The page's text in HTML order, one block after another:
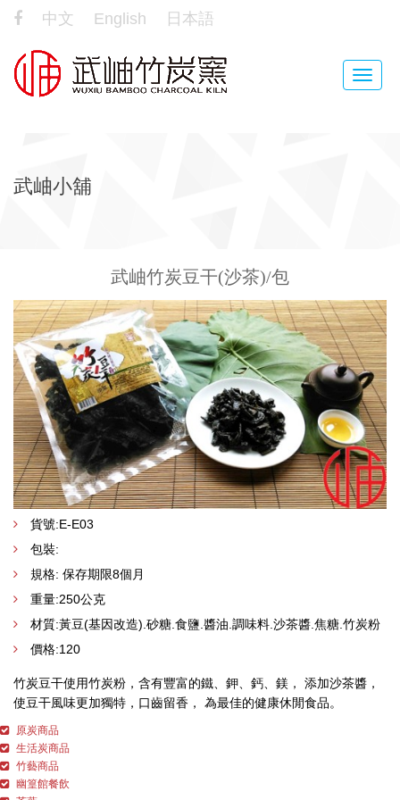
中文 English 日本語
Toggle
武岫小舖
武岫竹炭豆干(沙茶)/包
貨號:E-E03
包裝:
規格: 保存期限8個月
重量:250公克
材質:黃豆(基因改造).砂糖.食鹽.醬油.調味料.沙茶醬.焦糖.竹炭粉
價格:120
竹炭豆干使用竹炭粉，含有豐富的鐵、鉀、鈣、鎂， 添加沙茶醬，
使豆干風味更加獨特，口齒留香， 為最佳的健康休閒食品。
原炭商品
生活炭商品
竹藝商品
幽篁館餐飲